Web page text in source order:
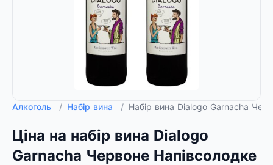
Алкоголь / Набір вина / Набір вина Dialogo Garnacha
Ціна на набір вина Dialogo
Garnacha Червоне Напівсолодке